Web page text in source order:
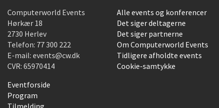
Computerworld Events
Hørkær 18
2730 Herlev
Telefon: 77 300 222
E-mail: events@cw.dk
CVR: 65970414
Alle events og konferencer
Det siger deltagerne
Det siger partnerne
Om Computerworld Events
Tidligere afholdte events
Cookie-samtykke
Eventforside
Program